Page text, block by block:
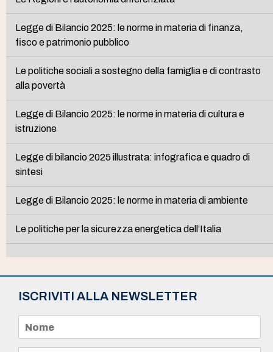
Legge di Bilancio 2025: le norme in materia di finanza,
fisco e patrimonio pubblico
Le politiche sociali a sostegno della famiglia e di contrasto
alla povertà
Legge di Bilancio 2025: le norme in materia di cultura e
istruzione
Legge di bilancio 2025 illustrata: infografica e quadro di
sintesi
Legge di Bilancio 2025: le norme in materia di ambiente
Le politiche per la sicurezza energetica dell’Italia
ISCRIVITI ALLA NEWSLETTER
m
e